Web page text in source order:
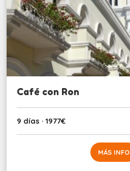
Café con Ron
9 días · 1977€
MÁS INFO